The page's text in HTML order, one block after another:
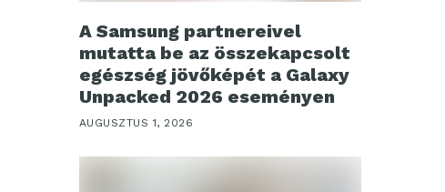
A Samsung partnereivel
mutatta be az összekapcsolt
egészség jövőképét a Galaxy
Unpacked 2026 eseményen
AUGUSZTUS 1, 2026